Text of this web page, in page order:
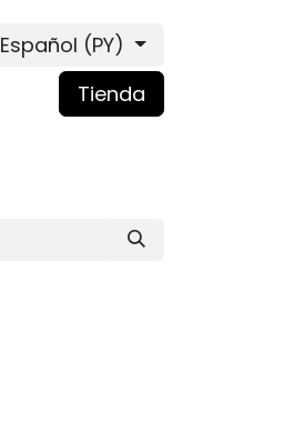
Español (PY)
Tienda